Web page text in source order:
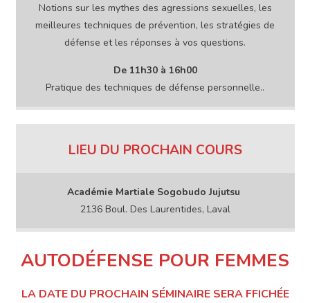
Notions sur les mythes des agressions sexuelles, les
meilleures techniques de prévention, les stratégies de
défense et les réponses à vos questions.
De 11h30 à 16h00
Pratique des techniques de défense personnelle..
LIEU DU PROCHAIN COURS
Académie Martiale Sogobudo Jujutsu
2136 Boul. Des Laurentides, Laval
AUTODÉFENSE POUR FEMMES
LA DATE DU PROCHAIN SÉMINAIRE SERA FFICHÉE